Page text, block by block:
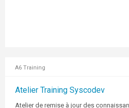
A6 Training
Atelier Training Syscodev
Atelier de remise à jour des